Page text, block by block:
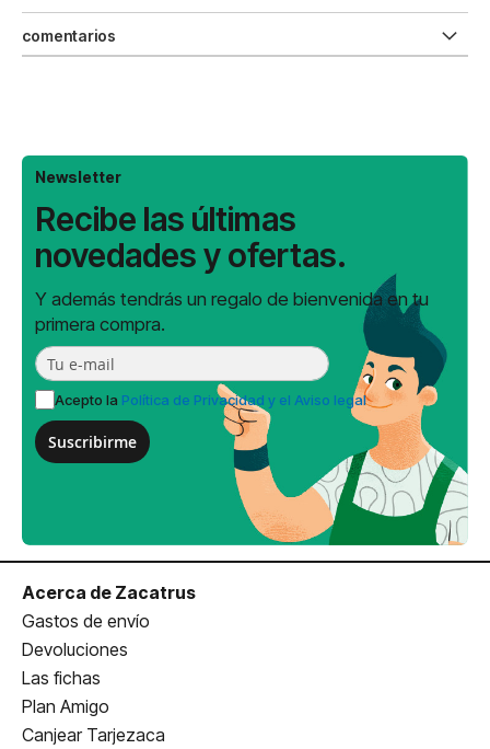
comentarios
Newsletter
Recibe las últimas
novedades y ofertas.
Y además tendrás un regalo de bienvenida en tu
primera compra.
Acepto la Política de Privacidad y el Aviso legal
Suscribirme
Acerca de Zacatrus
Gastos de envío
Devoluciones
Las fichas
Plan Amigo
Canjear Tarjezaca